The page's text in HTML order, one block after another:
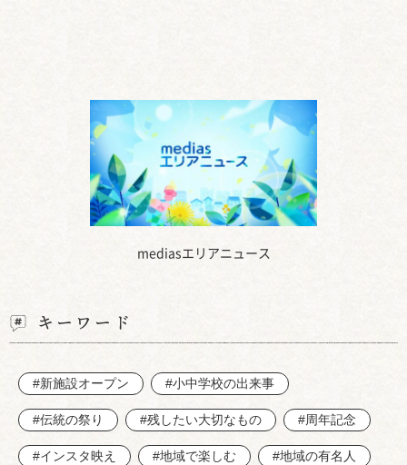
mediasエリアニュース
キーワード
#新施設オープン #小中学校の出来事
#伝統の祭り #残したい大切なもの #周年記念
#インスタ映え #地域で楽しむ #地域の有名人